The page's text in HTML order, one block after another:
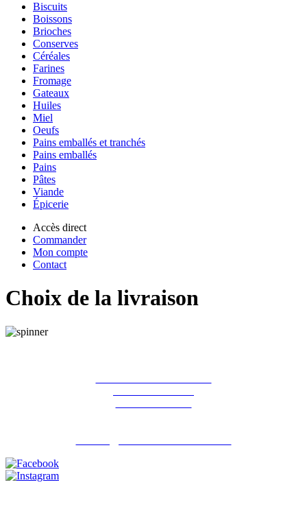
Biscuits
Boissons
Brioches
Conserves
Céréales
Farines
Fromage
Gateaux
Huiles
Miel
Oeufs
Pains emballés et tranchés
Pains emballés
Pains
Pâtes
Viande
Épicerie
Accès direct
Commander
Mon compte
Contact
Choix de la livraison